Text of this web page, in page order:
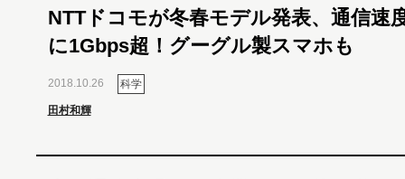
NTTドコモが冬春モデル発表、通信速
に1Gbps超！グーグル製スマホも
2018.10.26 科学
田村和輝